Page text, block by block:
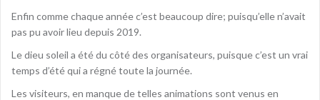
Enfin comme chaque année c’est beaucoup dire; puisqu’elle n’avait
pas pu avoir lieu depuis 2019.
Le dieu soleil a été du côté des organisateurs, puisque c’est un vrai
temps d’été qui a régné toute la journée.
Les visiteurs, en manque de telles animations sont venus en